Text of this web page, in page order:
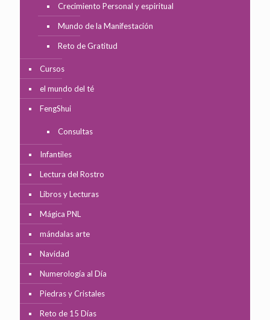
Crecimiento Personal y espiritual
Mundo de la Manifestación
Reto de Gratitud
Cursos
el mundo del té
FengShui
Consultas
Infantiles
Lectura del Rostro
Libros y Lecturas
Mágica PNL
mándalas arte
Navidad
Numerología al Día
Piedras y Cristales
Reto de 15 Días